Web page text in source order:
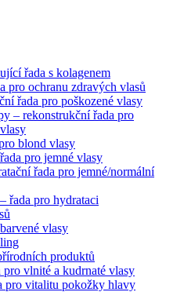
řada s kolagenem
pro ochranu zdravých vlasů
řada pro poškozené vlasy
– rekonstrukční řada pro
blond vlasy
pro jemné vlasy
řada pro jemné/normální
řada pro hydrataci
vlasy
produktů
vlnité a kudrnaté vlasy
pro vitalitu pokožky hlavy